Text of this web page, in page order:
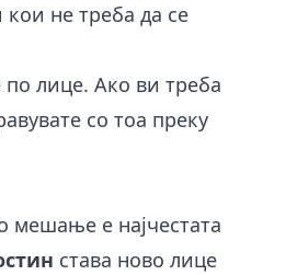
не треба да се
по лице. Ако ви треба
со тоа преку
мешање е најчестата
става ново лице